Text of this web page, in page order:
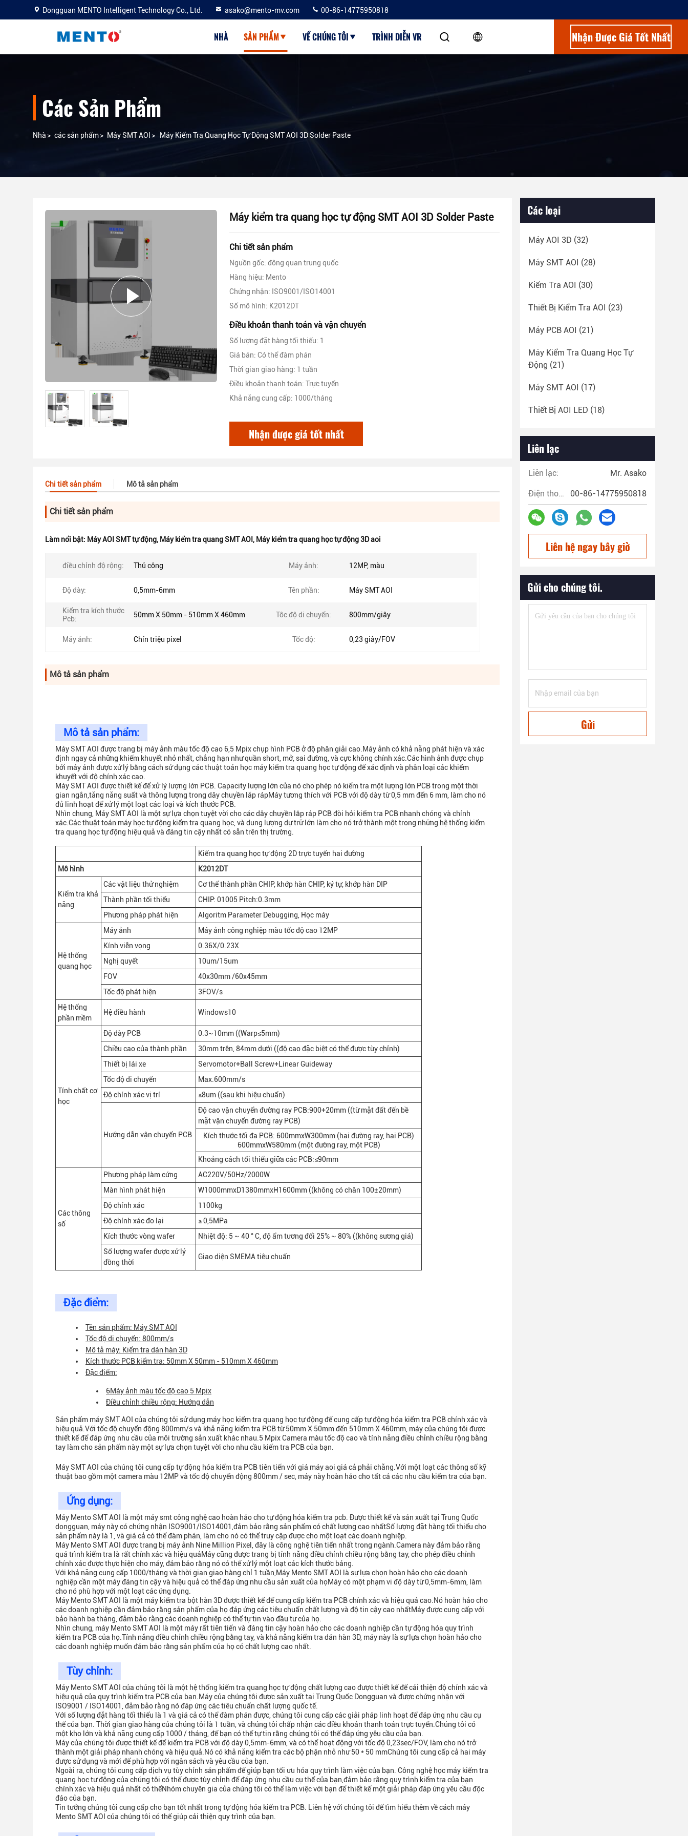
Dongguan MENTO Intelligent Technology Co., Ltd. asako@mento-mv.com 00-86-14775950818
NHÀ SẢN PHẨM VỀ CHÚNG TÔI TRÌNH DIỄN VR Nhận Được Giá Tốt Nhất
Các Sản Phẩm
Nhà > các sản phẩm> Máy SMT AOI > Máy Kiểm Tra Quang Học Tự Động SMT AOI 3D Solder Paste
Máy kiểm tra quang học tự động SMT AOI 3D Solder Paste
Chi tiết sản phẩm
Nguồn gốc: đông quan trung quốc
Hàng hiệu: Mento
Chứng nhận: ISO9001/ISO14001
Số mô hình: K2012DT
Điều khoản thanh toán và vận chuyển
Số lượng đặt hàng tối thiểu: 1
Giá bán: Có thể đàm phán
Thời gian giao hàng: 1 tuần
Điều khoản thanh toán: Trực tuyến
Khả năng cung cấp: 1000/tháng
Nhận được giá tốt nhất
Chi tiết sản phẩm Mô tả sản phẩm
Chi tiết sản phẩm
Làm nổi bật: Máy AOI SMT tự động, Máy kiểm tra quang SMT AOI , Máy kiểm tra quang học tự động 3D aoi
điều chỉnh độ rộng: Thủ công Máy ảnh: 12MP, màu
Độ dày: 0,5mm-6mm Tên phần: Máy SMT AOI
Kiểm tra kích thước
Pcb:
50mm X 50mm - 510mm X 460mm Tôc độ di chuyển: 800mm/giây
Máy ảnh: Chín triệu pixel Tốc độ: 0,23 giây/FOV
Mô tả sản phẩm
Mô tả sản phẩm:
Máy SMT AOI được trang bị máy ảnh màu tốc độ cao 6,5 Mpix chụp hình PCB ở độ phân giải cao.Máy ảnh có khả năng phát hiện và xác
định ngay cả những khiếm khuyết nhỏ nhất, chẳng hạn như quần short, mở, sai đường, và cực không chính xác.Các hình ảnh được chụp
bởi máy ảnh được xử lý bằng cách sử dụng các thuật toán học máy kiểm tra quang học tự động để xác định và phân loại các khiếm
khuyết với độ chính xác cao.
Máy SMT AOI được thiết kế để xử lý lượng lớn PCB. Capacity lượng lớn của nó cho phép nó kiểm tra một lượng lớn PCB trong một thời
gian ngắn,tăng năng suất và thông lượng trong dây chuyền lắp rápMáy tương thích với PCB với độ dày từ 0,5 mm đến 6 mm, làm cho nó
đủ linh hoạt để xử lý một loạt các loại và kích thước PCB.
Nhìn chung, Máy SMT AOI là một sự lựa chọn tuyệt vời cho các dây chuyền lắp ráp PCB đòi hỏi kiểm tra PCB nhanh chóng và chính
xác.Các thuật toán máy học tự động kiểm tra quang học, và dung lượng dự trữ lớn làm cho nó trở thành một trong những hệ thống kiểm
tra quang học tự động hiệu quả và đáng tin cậy nhất có sẵn trên thị trường.
Kiểm tra quang học tự động 2D trực tuyến hai đường
Mô hình
K2012DT
Kiểm tra khả
năng
Các vật liệu thử nghiệm
Cơ thể thành phần CHIP, khớp hàn CHIP, ký tự, khớp hàn DIP
Thành phần tối thiểu
CHIP: 01005 Pitch:0.3mm
Phương pháp phát hiện
Algoritm Parameter Debugging, Học máy
Hệ thống
quang học
Máy ảnh
Máy ảnh công nghiệp màu tốc độ cao 12MP
Kính viễn vọng
0.36X/0.23X
Nghị quyết
10um/15um
FOV
40x30mm /60x45mm
Tốc độ phát hiện
3FOV/s
Hệ thống
phần mềm
Hệ điều hành Windows10
Tính chất cơ
học
Độ dày PCB
0.3~10mm ((Warp≤5mm)
Chiều cao của thành phần
30mm trên, 84mm dưới ((độ cao đặc biệt có thể được tùy chỉnh)
Thiết bị lái xe
Servomotor+Ball Screw+Linear Guideway
Tốc độ di chuyển
Max.600mm/s
Độ chính xác vị trí
≤8um ((sau khi hiệu chuẩn)
Hướng dẫn vận chuyển PCB
Độ cao vận chuyển đường ray PCB:900+20mm ((từ mặt đất đến bề
mặt vận chuyển đường ray PCB)
Kích thước tối đa PCB: 600mmxW300mm (hai đường ray, hai PCB)
600mmxW580mm (một đường ray, một PCB)
Khoảng cách tối thiểu giữa các PCB:≤90mm
Các thông
số
Phương pháp làm cứng
AC220V/50Hz/2000W
Màn hình phát hiện
W1000mmxD1380mmxH1600mm ((không có chân 100±20mm)
Độ chính xác
1100kg
Độ chính xác đo lại
≥ 0,5MPa
Kích thước vòng wafer
Nhiệt độ: 5 ~ 40 ° C, độ ẩm tương đối 25% ~ 80% ((không sương giá)
Số lượng wafer được xử lý
đồng thời
Giao diện SMEMA tiêu chuẩn
Đặc điểm:
Tên sản phẩm: Máy SMT AOI
Tốc độ di chuyển: 800mm/s
Mô tả máy: Kiểm tra dán hàn 3D
Kích thước PCB kiểm tra: 50mm X 50mm - 510mm X 460mm
Đặc điểm:
6Máy ảnh màu tốc độ cao 5 Mpix
Điều chỉnh chiều rộng: Hướng dẫn
Sản phẩm máy SMT AOI của chúng tôi sử dụng máy học kiểm tra quang học tự động để cung cấp tự động hóa kiểm tra PCB chính xác và
hiệu quả.Với tốc độ chuyển động 800mm/s và khả năng kiểm tra PCB từ 50mm X 50mm đến 510mm X 460mm, máy của chúng tôi được
thiết kế để đáp ứng nhu cầu của môi trường sản xuất khác nhau.5 Mpix Camera màu tốc độ cao và tính năng điều chỉnh chiều rộng bằng
tay làm cho sản phẩm này một sự lựa chọn tuyệt vời cho nhu cầu kiểm tra PCB của bạn.
Máy SMT AOI của chúng tôi cung cấp tự động hóa kiểm tra PCB tiên tiến với giá máy aoi giá cả phải chăng.Với một loạt các thông số kỹ
thuật bao gồm một camera màu 12MP và tốc độ chuyển động 800mm / sec, máy này hoàn hảo cho tất cả các nhu cầu kiểm tra của bạn.
Ứng dụng:
Máy Mento SMT AOI là một máy smt công nghệ cao hoàn hảo cho tự động hóa kiểm tra pcb. Được thiết kế và sản xuất tại Trung Quốc
dongguan, máy này có chứng nhận ISO9001/ISO14001,đảm bảo rằng sản phẩm có chất lượng cao nhấtSố lượng đặt hàng tối thiểu cho
sản phẩm này là 1, và giá cả có thể đàm phán, làm cho nó có thể truy cập được cho một loạt các doanh nghiệp.
Máy Mento SMT AOI được trang bị máy ảnh Nine Million Pixel, đây là công nghệ tiên tiến nhất trong ngành.Camera này đảm bảo rằng
quá trình kiểm tra là rất chính xác và hiệu quảMáy cũng được trang bị tính năng điều chỉnh chiều rộng bằng tay, cho phép điều chỉnh
chính xác được thực hiện cho máy, đảm bảo rằng nó có thể xử lý một loạt các kích thước bảng.
Với khả năng cung cấp 1000/tháng và thời gian giao hàng chỉ 1 tuần,Máy Mento SMT AOI là sự lựa chọn hoàn hảo cho các doanh
nghiệp cần một máy đáng tin cậy và hiệu quả có thể đáp ứng nhu cầu sản xuất của họMáy có một phạm vi độ dày từ 0,5mm-6mm, làm
cho nó phù hợp với một loạt các ứng dụng.
Máy Mento SMT AOI là một máy kiểm tra bột hàn 3D được thiết kế để cung cấp kiểm tra PCB chính xác và hiệu quả cao.Nó hoàn hảo cho
các doanh nghiệp cần đảm bảo rằng sản phẩm của họ đáp ứng các tiêu chuẩn chất lượng và độ tin cậy cao nhấtMáy được cung cấp với
bảo hành ba tháng, đảm bảo rằng các doanh nghiệp có thể tự tin vào đầu tư của họ.
Nhìn chung, máy Mento SMT AOI là một máy rất tiên tiến và đáng tin cậy hoàn hảo cho các doanh nghiệp cần tự động hóa quy trình
kiểm tra PCB của họ.Tính năng điều chỉnh chiều rộng bằng tay, và khả năng kiểm tra dán hàn 3D, máy này là sự lựa chọn hoàn hảo cho
các doanh nghiệp muốn đảm bảo rằng sản phẩm của họ có chất lượng cao nhất.
Tùy chỉnh:
Máy Mento SMT AOI của chúng tôi là một hệ thống kiểm tra quang học tự động chất lượng cao được thiết kế để cải thiện độ chính xác và
hiệu quả của quy trình kiểm tra PCB của bạn.Máy của chúng tôi được sản xuất tại Trung Quốc Dongguan và được chứng nhận với
ISO9001 / ISO14001, đảm bảo rằng nó đáp ứng các tiêu chuẩn chất lượng quốc tế.
Với số lượng đặt hàng tối thiểu là 1 và giá cả có thể đàm phán được, chúng tôi cung cấp các giải pháp linh hoạt để đáp ứng nhu cầu cụ
thể của bạn. Thời gian giao hàng của chúng tôi là 1 tuần, và chúng tôi chấp nhận các điều khoản thanh toán trực tuyến.Chúng tôi có
một kho lớn và khả năng cung cấp 1000 / tháng, để bạn có thể tự tin rằng chúng tôi có thể đáp ứng yêu cầu của bạn.
Máy của chúng tôi được thiết kế để kiểm tra PCB với độ dày 0,5mm-6mm, và có thể hoạt động với tốc độ 0,23sec/FOV, làm cho nó trở
thành một giải pháp nhanh chóng và hiệu quả.Nó có khả năng kiểm tra các bộ phận nhỏ như 50 * 50 mmChúng tôi cung cấp cả hai máy
được sử dụng và mới để phù hợp với ngân sách và yêu cầu của bạn.
Ngoài ra, chúng tôi cung cấp dịch vụ tùy chỉnh sản phẩm để giúp bạn tối ưu hóa quy trình làm việc của bạn. Công nghệ học máy kiểm tra
quang học tự động của chúng tôi có thể được tùy chỉnh để đáp ứng nhu cầu cụ thể của bạn,đảm bảo rằng quy trình kiểm tra của bạn
chính xác và hiệu quả nhất có thểNhóm chuyên gia của chúng tôi có thể làm việc với bạn để thiết kế một giải pháp đáp ứng yêu cầu độc
đáo của bạn.
Tin tưởng chúng tôi cung cấp cho bạn tốt nhất trong tự động hóa kiểm tra PCB. Liên hệ với chúng tôi để tìm hiểu thêm về cách máy
Mento SMT AOI của chúng tôi có thể giúp cải thiện quy trình của bạn.
Các loại
Máy AOI 3D (32)
Máy SMT AOI (28)
Kiểm Tra AOI (30)
Thiết Bị Kiểm Tra AOI (23)
Máy PCB AOI (21)
Máy Kiểm Tra Quang Học Tự
Động (21)
Máy SMT AOI (17)
Thiết Bị AOI LED (18)
Liên lạc
Liên lạc: Mr. Asako
Điện thoại: 00-86-14775950818
Liên hệ ngay bây giờ
Gửi cho chúng tôi.
Gửi